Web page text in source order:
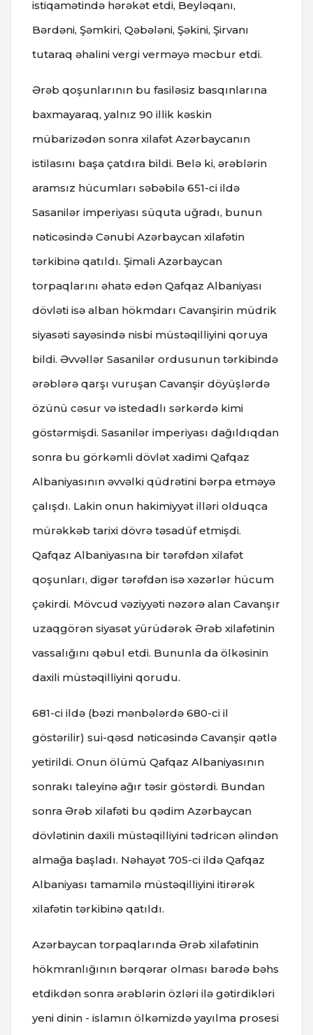
istiqamətində hərəkət etdi, Beyləqanı,
Bərdəni, Şəmkiri, Qəbələni, Şəkini, Şirvanı
tutaraq əhalini vergi verməyə məcbur etdi.
Ərəb qoşunlarının bu fasiləsiz basqınlarına
baxmayaraq, yalnız 90 illik kəskin
mübarizədən sonra xilafət Azərbaycanın
istilasını başa çatdıra bildi. Belə ki, ərəblərin
aramsız hücumları səbəbilə 651-ci ildə
Sasanilər imperiyası süquta uğradı, bunun
nəticəsində Cənubi Azərbaycan xilafətin
tərkibinə qatıldı. Şimali Azərbaycan
torpaqlarını əhatə edən Qafqaz Albaniyası
dövləti isə alban hökmdarı Cavanşirin müdrik
siyasəti sayəsində nisbi müstəqilliyini qoruya
bildi. Əvvəllər Sasanilər ordusunun tərkibində
ərəblərə qarşı vuruşan Cavanşir döyüşlərdə
özünü cəsur və istedadlı sərkərdə kimi
göstərmişdi. Sasanilər imperiyası dağıldıqdan
sonra bu görkəmli dövlət xadimi Qafqaz
Albaniyasının əvvəlki qüdrətini bərpa etməyə
çalışdı. Lakin onun hakimiyyət illəri olduqca
mürəkkəb tarixi dövrə təsadüf etmişdi.
Qafqaz Albaniyasına bir tərəfdən xilafət
qoşunları, digər tərəfdən isə xəzərlər hücum
çəkirdi. Mövcud vəziyyəti nəzərə alan Cavanşır
uzaqgörən siyasət yürüdərək Ərəb xilafətinin
vassalığını qəbul etdi. Bununla da ölkəsinin
daxili müstəqilliyini qorudu.
681-ci ildə (bəzi mənbələrdə 680-ci il
göstərilir) sui-qəsd nəticəsində Cavanşir qətlə
yetirildi. Onun ölümü Qafqaz Albaniyasının
sonrakı taleyinə ağır təsir göstərdi. Bundan
sonra Ərəb xilafəti bu qədim Azərbaycan
dövlətinin daxili müstəqilliyini tədricən əlindən
almağa başladı. Nəhayət 705-ci ildə Qafqaz
Albaniyası tamamilə müstəqilliyini itirərək
xilafətin tərkibinə qatıldı.
Azərbaycan torpaqlarında Ərəb xilafətinin
hökmranlığının bərqərar olması barədə bəhs
etdikdən sonra ərəblərin özləri ilə gətirdikləri
yeni dinin - islamın ölkəmizdə yayılma prosesi